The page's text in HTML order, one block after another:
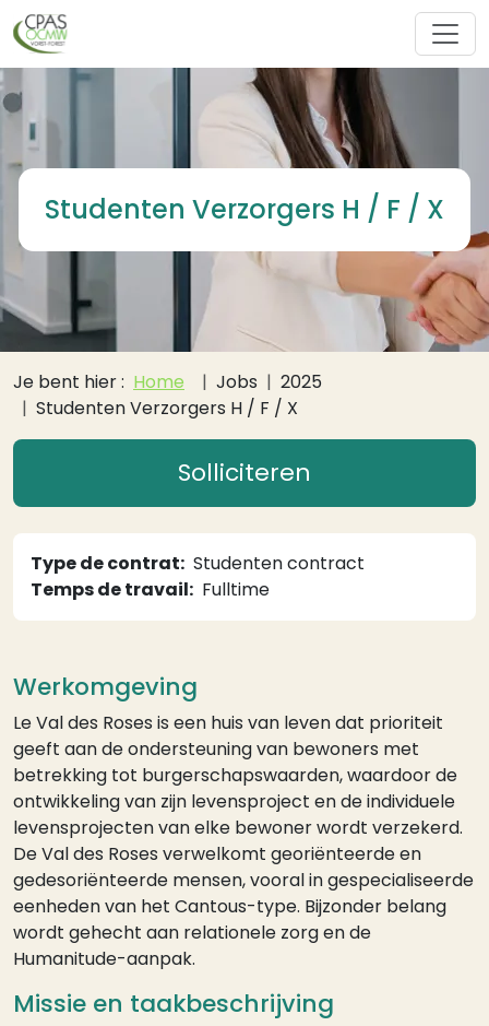
Overslaan en naar de inhoud gaan
Studenten Verzorgers H / F / X
Kruimelpad
Je bent hier : Home Jobs
2025
Studenten Verzorgers H / F / X
Type de contrat Studenten contract
Temps de travail
Fulltime
Werkomgeving
Le Val des Roses is een huis van leven dat prioriteit
geeft aan de ondersteuning van bewoners met
betrekking tot burgerschapswaarden, waardoor de
ontwikkeling van zijn levensproject en de individuele
levensprojecten van elke bewoner wordt verzekerd.
De Val des Roses verwelkomt georiënteerde en
gedesoriënteerde mensen, vooral in gespecialiseerde
eenheden van het Cantous-type. Bijzonder belang
wordt gehecht aan relationele zorg en de
Humanitude-aanpak.
Missie en taakbeschrijving
Solliciteren